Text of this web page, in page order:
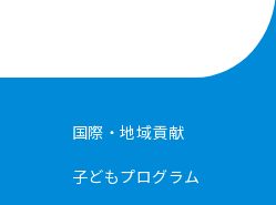
国際・地域貢献
子どもプログラム